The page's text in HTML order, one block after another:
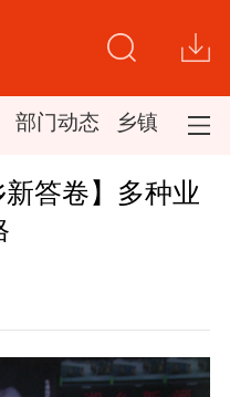
部门动态 乡镇新闻
新答卷】多种业